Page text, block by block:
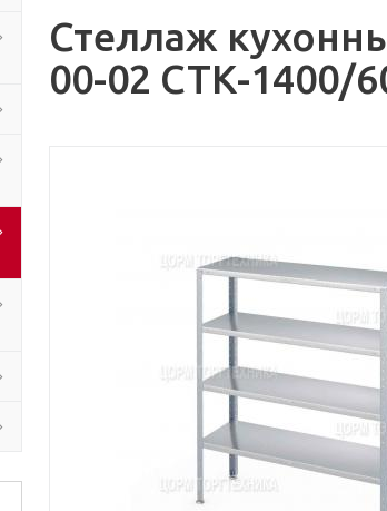
Стеллаж
00-02 СТК-1400/